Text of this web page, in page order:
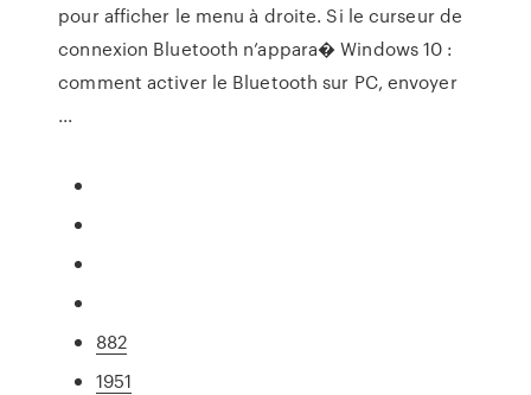
pour afficher le menu à droite. Si le curseur de
connexion Bluetooth n’appara� Windows 10 :
comment activer le Bluetooth sur PC, envoyer
...
882
1951